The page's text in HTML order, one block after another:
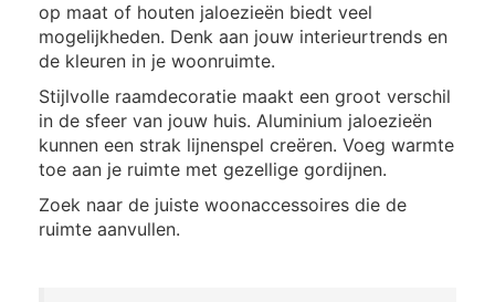
op maat of houten jaloezieën biedt veel
mogelijkheden. Denk aan jouw interieurtrends en
de kleuren in je woonruimte.
Stijlvolle raamdecoratie maakt een groot verschil
in de sfeer van jouw huis. Aluminium jaloezieën
kunnen een strak lijnenspel creëren. Voeg warmte
toe aan je ruimte met gezellige gordijnen.
Zoek naar de juiste woonaccessoires die de
ruimte aanvullen.